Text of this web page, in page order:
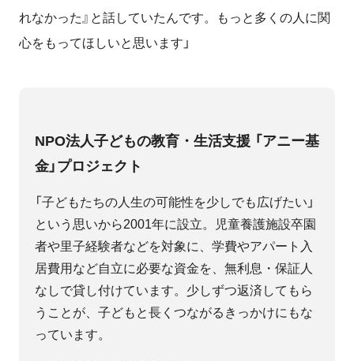
れなかった』と話していたんです。もっと多くの人に関
心をもってほしいと思います」
NPO法人子どもの教育・生活支援 「アニー基
金」プロジェクト
「子どもたちの人生の可能性を少しでも広げたい」
という思いから2001年に設立。児童養護施設卒園
者や里子経験者などを対象に、学費やアパート入
居費用など自立に必要な資金を、無利息・保証人
なしで貸し付けています。少しずつ返済してもら
うことが、子どもと長くつながるきっかけにもな
っています。